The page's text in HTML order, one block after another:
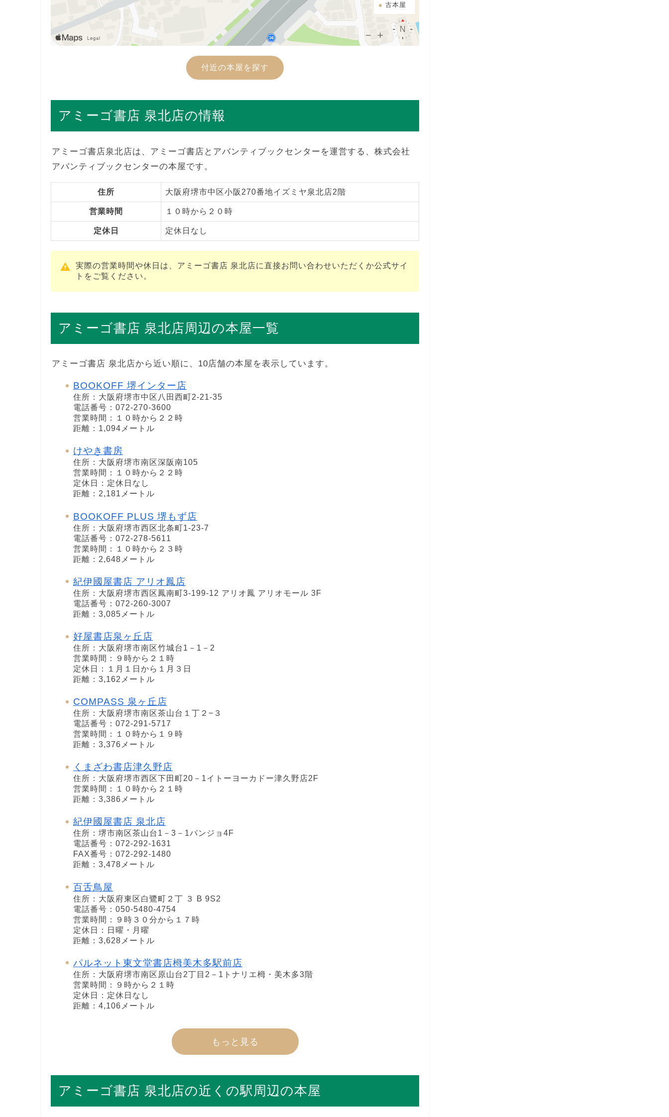
古本屋
付近の本屋を探す
アミーゴ書店 泉北店の情報
アミーゴ書店泉北店は、アミーゴ書店とアバンティブックセンターを運営する、株式会社
アバンティブックセンターの本屋です。
住所 大阪府堺市中区小阪270番地イズミヤ泉北店2階
営業時間 １０時から２０時
定休日 定休日なし
実際の営業時間や休日は、アミーゴ書店 泉北店に直接お問い合わせいただくか公式サイ
トをご覧ください。
アミーゴ書店 泉北店周辺の本屋一覧
アミーゴ書店 泉北店から近い順に、10店舗の本屋を表示しています。
BOOKOFF 堺インター店
住所：大阪府堺市中区八田西町2-21-35
電話番号：072-270-3600
営業時間：１０時から２２時
距離：1,094メートル
けやき書房
住所：大阪府堺市南区深阪南105
営業時間：１０時から２２時
定休日：定休日なし
距離：2,181メートル
BOOKOFF PLUS 堺もず店
住所：大阪府堺市西区北条町1-23-7
電話番号：072-278-5611
営業時間：１０時から２３時
距離：2,648メートル
紀伊國屋書店 アリオ鳳店
住所：大阪府堺市西区鳳南町3-199-12 アリオ鳳 アリオモール 3F
電話番号：072-260-3007
距離：3,085メートル
好屋書店泉ヶ丘店
住所：大阪府堺市南区竹城台1－1－2
営業時間：９時から２１時
定休日：１月１日から１月３日
距離：3,162メートル
COMPASS 泉ヶ丘店
住所：大阪府堺市南区茶山台１丁２−３
電話番号：072-291-5717
営業時間：１０時から１９時
距離：3,376メートル
くまざわ書店津久野店
住所：大阪府堺市西区下田町20－1イトーヨーカドー津久野店2F
営業時間：１０時から２１時
距離：3,386メートル
紀伊國屋書店 泉北店
住所：堺市南区茶山台1－3－1パンジョ4F
電話番号：072-292-1631
FAX番号：072-292-1480
距離：3,478メートル
百舌鳥屋
住所：大阪府東区白鷺町２丁 ３ B 9S2
電話番号：050-5480-4754
営業時間：９時３０分から１７時
定休日：日曜・月曜
距離：3,628メートル
パルネット東文堂書店栂美木多駅前店
住所：大阪府堺市南区原山台2丁目2－1トナリエ栂・美木多3階
営業時間：９時から２１時
定休日：定休日なし
距離：4,106メートル
もっと見る
アミーゴ書店 泉北店の近くの駅周辺の本屋